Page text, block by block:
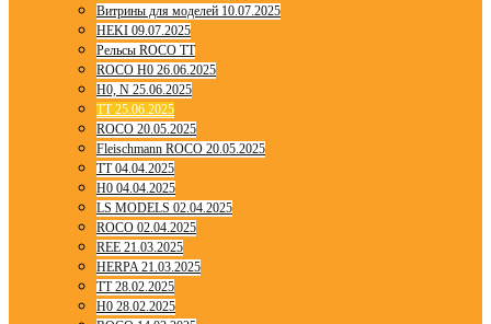
Витрины для моделей 10.07.2025
HEKI 09.07.2025
Рельсы ROCO TT
ROCO H0 26.06.2025
H0, N 25.06.2025
TT 25.06.2025
ROCO 20.05.2025
Fleischmann ROCO 20.05.2025
TT 04.04.2025
H0 04.04.2025
LS MODELS 02.04.2025
ROCO 02.04.2025
REE 21.03.2025
HERPA 21.03.2025
TT 28.02.2025
H0 28.02.2025